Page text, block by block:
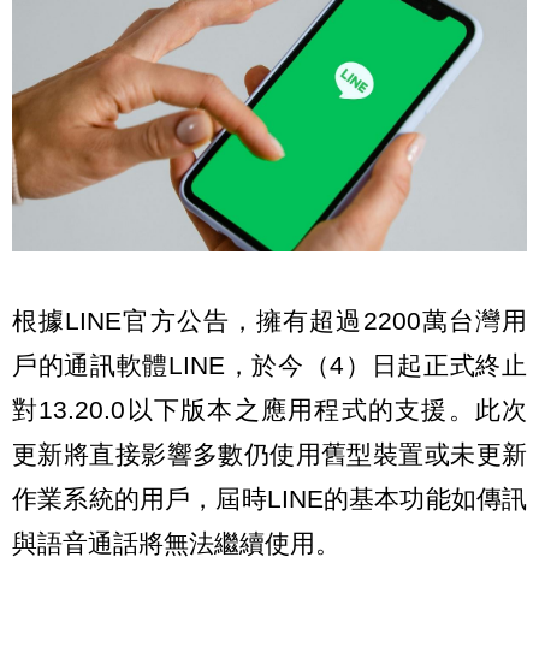
根據LINE官方公告，擁有超過2200萬台灣用
戶的通訊軟體LINE，於今（4）日起正式終止
對13.20.0以下版本之應用程式的支援。此次
更新將直接影響多數仍使用舊型裝置或未更新
作業系統的用戶，屆時LINE的基本功能如傳訊
與語音通話將無法繼續使用。